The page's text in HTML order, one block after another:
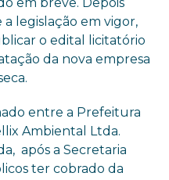
legislação em vigor,
o edital licitatório
da nova empresa
entre a Prefeitura
Ambiental Ltda.
após a Secretaria
ter cobrado da